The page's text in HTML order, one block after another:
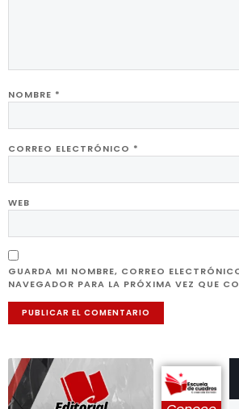
NOMBRE *
CORREO ELECTRÓNICO *
WEB
GUARDA MI NOMBRE, CORREO
NAVEGADOR PARA LA PRÓXIMA VEZ QUE